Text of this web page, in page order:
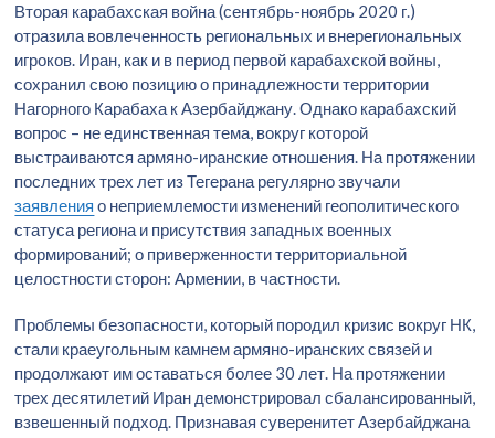
Вторая карабахская война (сентябрь-ноябрь 2020 г.)
отразила вовлеченность региональных и внерегиональных
игроков. Иран, как и в период первой карабахской войны,
сохранил свою позицию о принадлежности территории
Нагорного Карабаха к Азербайджану. Однако карабахский
вопрос – не единственная тема, вокруг которой
выстраиваются армяно-иранские отношения. На протяжении
последних трех лет из Тегерана регулярно звучали
заявления о неприемлемости изменений геополитического
статуса региона и присутствия западных военных
формирований; о приверженности территориальной
целостности сторон: Армении, в частности.
Проблемы безопасности, который породил кризис вокруг НК,
стали краеугольным камнем армяно-иранских связей и
продолжают им оставаться более 30 лет. На протяжении
трех десятилетий Иран демонстрировал сбалансированный,
взвешенный подход. Признавая суверенитет Азербайджана